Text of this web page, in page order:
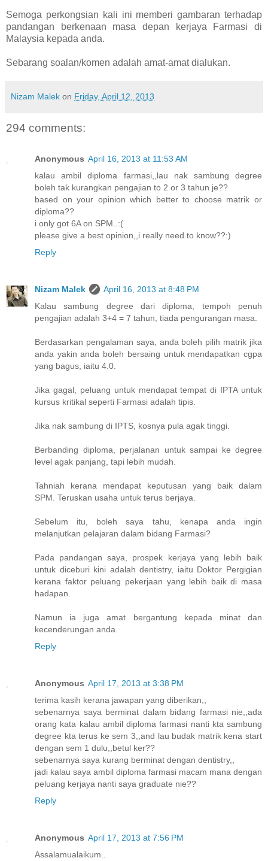
Semoga perkongsian kali ini memberi gambaran terhadap
pandangan berkenaan masa depan kerjaya Farmasi di
Malaysia kepada anda.
Sebarang soalan/komen adalah amat-amat dialukan.
Nizam Malek on Friday, April 12, 2013
294 comments:
Anonymous April 16, 2013 at 11:53 AM
kalau ambil diploma farmasi,,lau nak sambung degree
boleh tak kurangkan pengajian to 2 or 3 tahun je??
based on your opinion which better to choose matrik or
diploma??
i only got 6A on SPM..:(
please give a best opinion,,i really need to know??:)
Reply
Nizam Malek
April 16, 2013 at 8:48 PM
Kalau sambung degree dari diploma, tempoh penuh
pengajian adalah 3+4 = 7 tahun, tiada pengurangan masa.
Berdasarkan pengalaman saya, anda boleh pilih matrik jika
anda yakin anda boleh bersaing untuk mendapatkan cgpa
yang bagus, iaitu 4.0.
Jika gagal, peluang untuk mendapat tempat di IPTA untuk
kursus kritikal seperti Farmasi adalah tipis.
Jika nak sambung di IPTS, kosnya pula agak tinggi.
Berbanding diploma, perjalanan untuk sampai ke degree
level agak panjang, tapi lebih mudah.
Tahniah kerana mendapat keputusan yang baik dalam
SPM. Teruskan usaha untuk terus berjaya.
Sebelum itu, boleh saya tahu, kenapa anda ingin
melanjutkan pelajaran dalam bidang Farmasi?
Pada pandangan saya, prospek kerjaya yang lebih baik
untuk diceburi kini adalah dentistry, iaitu Doktor Pergigian
kerana faktor peluang pekerjaan yang lebih baik di masa
hadapan.
Namun ia juga amat bergantung kepada minat dan
kecenderungan anda.
Reply
Anonymous April 17, 2013 at 3:38 PM
terima kasih kerana jawapan yang diberikan,,
sebenarnya saya berminat dalam bidang farmasi nie,,ada
orang kata kalau ambil diploma farmasi nanti kta sambung
degree kta terus ke sem 3,,and lau budak matrik kena start
dengan sem 1 dulu,,betul ker??
sebenarnya saya kurang berminat dengan dentistry,,
jadi kalau saya ambil diploma farmasi macam mana dengan
peluang kerjaya nanti saya graduate nie??
Reply
Anonymous April 17, 2013 at 7:56 PM
Assalamualaikum..